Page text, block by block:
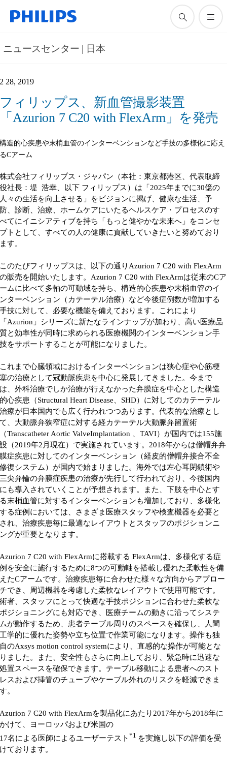
ニュースセンター | 日本
2 28, 2019
フィリップス、新血管撮影装置
「Azurion 7 C20 with FlexArm」を発売
構造的心疾患や末梢血管のインターベンションなど手技の多様化に応え
るCアーム
株式会社フィリップス・ジャパン（本社：東京都港区、代表取締
役社長：堤 浩幸、以下 フィリップス）は「2025年までに30億の
人々の生活を向上させる」をビジョンに掲げ、健康な生活、予
防、診断、治療、ホームケアにいたるヘルスケア・プロセスのす
べてにイニシアティブを持ち「もっと健やかな未来へ」をコンセ
プトとして、すべての人の健康に貢献していきたいと努めており
ます。
このたびフィリップスは、以下の通りAzurion 7 C20 with FlexArm
の販売を開始いたします。Azurion 7 C20 with FlexArmは従来のCア
ームに比べて多軸の可動域を持ち、構造的心疾患や末梢血管のイ
ンターベンション（カテーテル治療）など今後症例数が増加する
手技に対して、必要な機能を備えております。これにより
「Azurion」シリーズに新たなラインナップが加わり、高い医療品
質と効率性が同時に求められる医療機関のインターベンション手
技をサポートすることが可能になりました。
これまで心臓領域におけるインターベンションは狭心症や心筋梗
塞の治療として冠動脈疾患を中心に発展してきました。今まで
は、外科治療でしか治療が行えなかった弁膜症を中心とした構造
的心疾患（Structural Heart Disease、SHD）に対してのカテーテル
治療が日本国内でも広く行われつつあります。代表的な治療とし
て、大動脈弁狭窄症に対する経カテーテル大動脈弁留置術
（Transcatheter Aortic ValveImplantation 、TAVI）が国内では155施
設（2019年2月現在）で実施されています。2018年からは僧帽弁弁
膜症疾患に対してのインターベンション（経皮的僧帽弁接合不全
修復システム）が国内で始まりました。海外では左心耳閉鎖術や
三尖弁輪の弁膜症疾患の治療が先行して行われており、今後国内
にも導入されていくことが予想されます。また、下肢を中心とす
る末梢血管に対するインターベンションも増加しており、多様化
する症例においては、さまざま医療スタッフや検査機器を必要と
され、治療疾患毎に最適なレイアウトとスタッフのポジションニ
ングが重要となります。
Azurion 7 C20 with FlexArmに搭載する FlexArmは、多様化する症
例を安全に施行するために8つの可動軸を搭載し優れた柔軟性を備
えたCアームです。治療疾患毎に合わせた様々な方向からアプロー
チでき、周辺機器を考慮した柔軟なレイアウトで使用可能です。
術者、スタッフにとって快適な手技ポジションに合わせた柔軟な
ポジショニングにも対応でき、医療チームの動きに沿ってシステ
ムが動作するため、患者テーブル周りのスペースを確保し、人間
工学的に優れた姿勢や立ち位置で作業可能になります。操作も独
自のAxsys motion control systemにより、直感的な操作が可能とな
りました。また、安全性もさらに向上しており、緊急時に迅速な
処置スペースを確保できます。テーブル移動による患者へのスト
レスおよび挿管のチューブやケーブル外れのリスクを軽減できま
す。
Azurion 7 C20 with FlexArmを製品化にあたり2017年から2018年に
かけて、ヨーロッパおよび米国の
17名による医師によるユーザーテスト *1 を実施し以下の評価を受
けております。